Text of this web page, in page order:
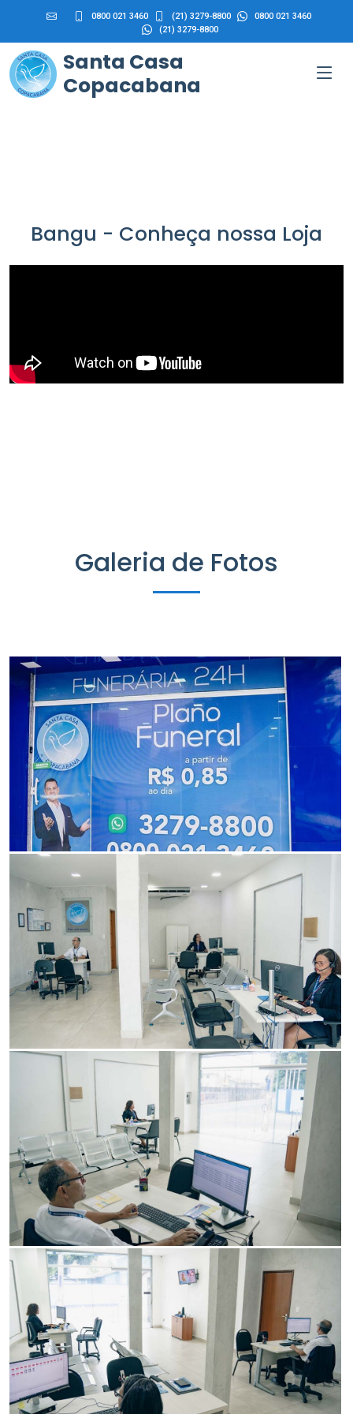
0800 021 3460 (21) 3279-8800
0800 021 3460
(21) 3279-8800
Santa Casa
Copacabana
Bangu - Conheça nossa Loja
Galeria de Fotos